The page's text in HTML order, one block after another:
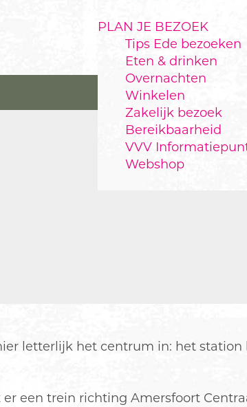
PLAN JE BEZOEK
Tips Ede bezoeken
Eten & drinken
Overnachten
Winkelen
Zakelijk bezoek
Bereikbaarheid
VVV
Webshop
letterlijk het centrum in: het
een trein richting Amersfoort